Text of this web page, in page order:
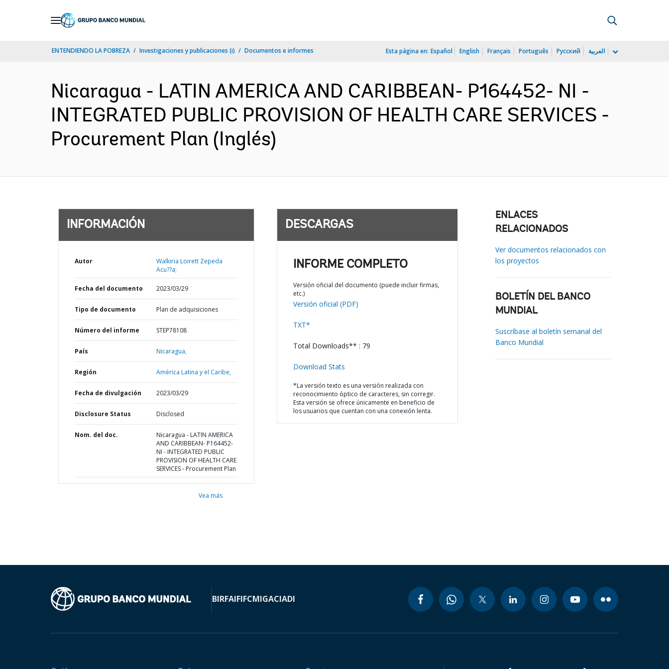
ENTENDIENDO LA POBREZA Investigaciones y publicaciones (i) Documentos e informes Esta página en: Español English Français Português Русский العربية
Nicaragua - LATIN AMERICA AND CARIBBEAN- P164452- NI -
INTEGRATED PUBLIC PROVISION OF HEALTH CARE SERVICES -
Procurement Plan (Inglés)
INFORMACIÓN
Autor
Walkiria Loirett Zepeda
Acu??a;
Fecha del documento 2023/03/29
Tipo de documento Plan de adquisiciones
Número del informe STEP78108
País Nicaragua,
Región América Latina y el Caribe,
Fecha de divulgación 2023/03/29
Disclosure Status Disclosed
Nom. del doc.
Nicaragua - LATIN AMERICA
AND CARIBBEAN- P164452-
NI - INTEGRATED PUBLIC
PROVISION OF HEALTH CARE
SERVICES - Procurement Plan
Vea más
DESCARGAS
INFORME COMPLETO
Versión oficial del documento (puede incluir firmas,
etc.)
Versión oficial (PDF)
TXT*
Total Downloads** : 79
Download Stats
*La versión texto es una versión realizada con
reconocimiento óptico de caracteres, sin corregir.
Esta versión se ofrece únicamente en beneficio de
los usuarios que cuentan con una conexión lenta.
ENLACES
RELACIONADOS
Ver documentos relacionados con
los proyectos
BOLETÍN DEL BANCO
MUNDIAL
Suscríbase al boletín semanal del
Banco Mundial
BIRFAIFIFCMIGACIADI